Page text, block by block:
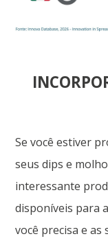
Se você estiver
seus dips e
interessante
disponíveis para
você precisa e as